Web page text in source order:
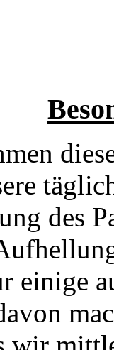
des
einige